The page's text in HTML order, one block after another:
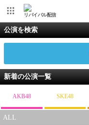
リバイバル配信
公演を検索
新着の公演一覧
AKB48 SKE48
ALL